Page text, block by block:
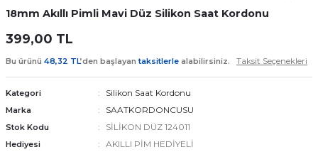
saat kordonu
Kordonları
18mm Akıllı Pimli Mavi Düz Silikon Saat Kordonu
399,00 TL
Bu ürünü 48,32 TL’den başlayantaksitlerle alabilirsiniz. Taksit Seçenekleri
Kategori Silikon Saat Kordonu
Marka SAATKORDONCUSU
Stok Kodu SİLİKON DÜZ 124011
Hediyesi AKILLI PİM HEDİYELİ